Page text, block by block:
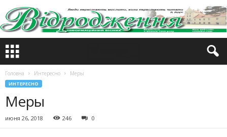
Головна Интересно Меры
ИНТЕРЕСНО
Меры
июня 26, 2018 246 0